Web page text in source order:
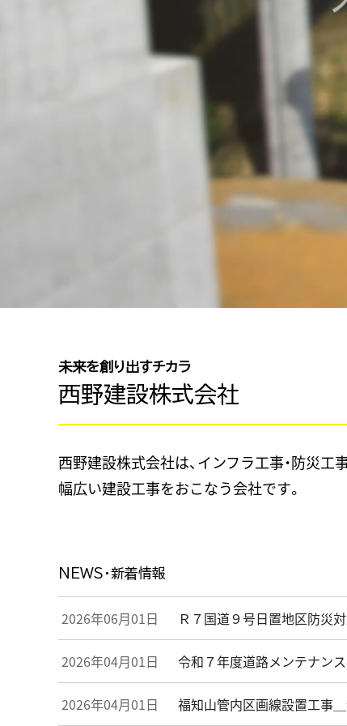
未来を創り出すチカラ
西野建設株式会社
西野建設株式会社は、インフラ工事・防災工
幅広い建設工事をおこなう会社です。
NEWS・新着情報
2026年06月01日 Ｒ７国道９号⽇置地区防災
2026年04月01日 令和７年度道路メンテナン
2026年04月01日 福知山管内区画線設置工事